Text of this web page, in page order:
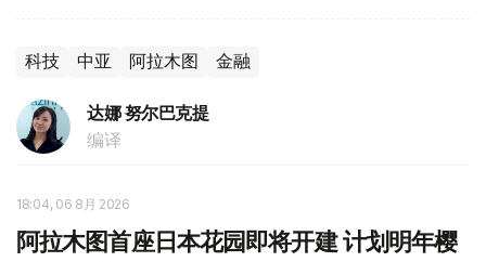
科技 中亚 阿拉木图 金融
达娜 努尔巴克提
编译
18:04, 06 8月 2026
阿拉木图首座日本花园即将开建 计划明年樱